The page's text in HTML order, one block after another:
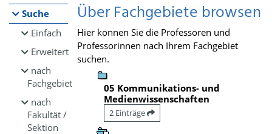
Suche
Einfach
Erweitert
nach
Fachgebiet
nach
Fakultät /
Sektion
Über Fachgebiete browsen
Hier können Sie die Professoren und
Professorinnen nach Ihrem Fachgebiet
suchen.
05 Kommunikations- und
Medienwissenschaften
2 Einträge